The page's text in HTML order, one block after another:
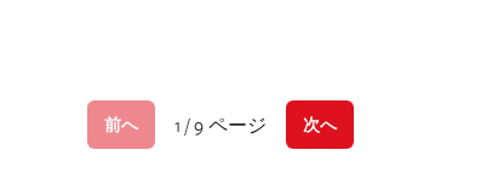
前へ 1 / 9 ページ 次へ